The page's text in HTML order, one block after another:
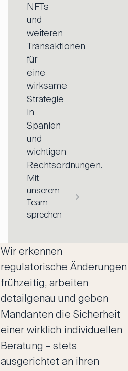
NFTs
und
weiteren
Transaktionen
für
eine
wirksame
Strategie
in
Spanien
und
wichtigen
Rechtsordnungen.
Mit
unserem
Team
sprechen
→
Wir erkennen
regulatorische Änderungen
frühzeitig, arbeiten
detailgenau und geben
Mandanten die Sicherheit
einer wirklich individuellen
Beratung – stets
ausgerichtet an ihren